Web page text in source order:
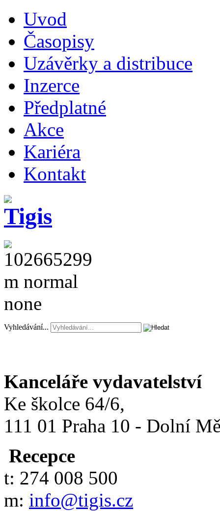
Uvod
Časopisy
Uzávěrky a distribuce
Inzerce
Předplatné
Akce
Kariéra
Kontakt
Vyhledávání...
Kanceláře vydavatelství
Ke školce 64/6,
111 01 Praha 10 - Dolní
Recepce
t: 274 008 500
m: info@tigis.cz